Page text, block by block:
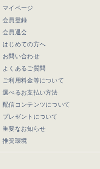
マイページ
会員登録
会員退会
はじめての方へ
お問い合わせ
よくあるご質問
ご利用料金等について
選べるお支払い方法
配信コンテンツについて
プレゼントについて
重要なお知らせ
推奨環境